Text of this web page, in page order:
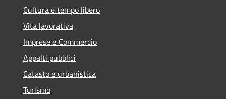
Cultura e tempo libero
Vita lavorativa
Imprese e Commercio
Appalti pubblici
Catasto e urbanistica
Turismo